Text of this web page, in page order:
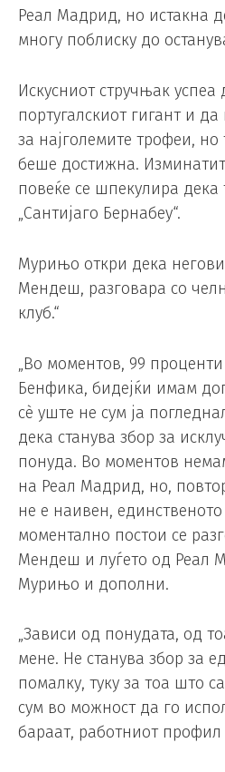
Реал Мадрид, но истакна
многу поблиску до
Искусниот стручњак успеа
португалскиот гигант и
за најголемите трофеи, но
беше достижна.
повеќе се шпекулира дека
„Сантијаго Бернабеу“.
Мурињо откри дека
Мендеш, разговара со
клуб.“
„Во моментов, 99
Бенфика, бидејќи имам
сè уште не сум ја
дека станува збор за
понуда. Во моментов
на Реал Мадрид, но,
не е наивен,
моментално постои се
Мендеш и луѓето од Реал
Мурињо и дополни.
„Зависи од понудата, од
мене. Не станува збор за
помалку, туку за тоа што
сум во можност да го
бараат, работниот